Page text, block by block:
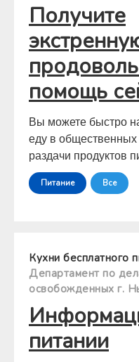
Получите
помощь
Вы можете быстро
еду в общественных
раздачи продуктов
Питание Все
Кухни бесплатного
Департамент по
освобожденных г.
питании